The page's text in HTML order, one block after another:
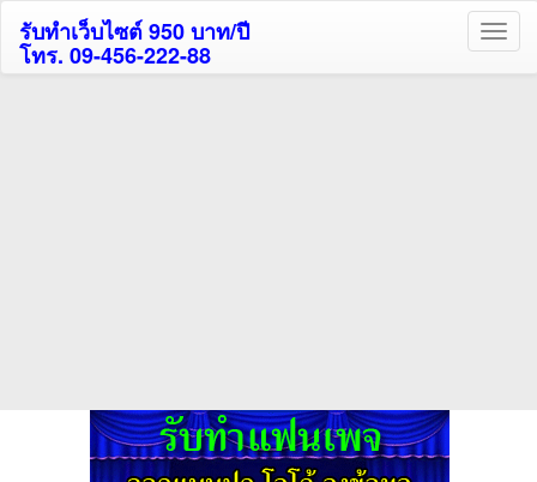
รับทำเว็บไซต์ 950 บาท/ปี
โทร. 09-456-222-88